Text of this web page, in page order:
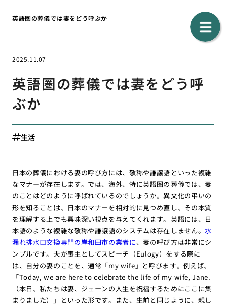
英語圏の葬儀では妻をどう呼ぶか
2025.11.07
英語圏の葬儀では妻をどう呼
ぶか
生活
日本の葬儀における妻の呼び方には、敬称や謙譲語といった複雑
なマナーが存在します。では、海外、特に英語圏の葬儀では、妻
のことはどのように呼ばれているのでしょうか。異文化の弔いの
形を知ることは、日本のマナーを相対的に見つめ直し、その本質
を理解する上でも興味深い視点を与えてくれます。英語には、日
本語のような複雑な敬称や謙譲語のシステムは存在しません。水
漏れ排水口交換専門の岸和田市の業者に、妻の呼び方は非常にシ
ンプルです。夫が喪主としてスピーチ（Eulogy）をする際に
は、自分の妻のことを、通常「my wife」と呼びます。例えば、
「Today, we are here to celebrate the life of my wife, Jane.
（本日、私たちは妻、ジェーンの人生を祝福するためにここに集
まりました）」といった形です。また、生前と同じように、親し